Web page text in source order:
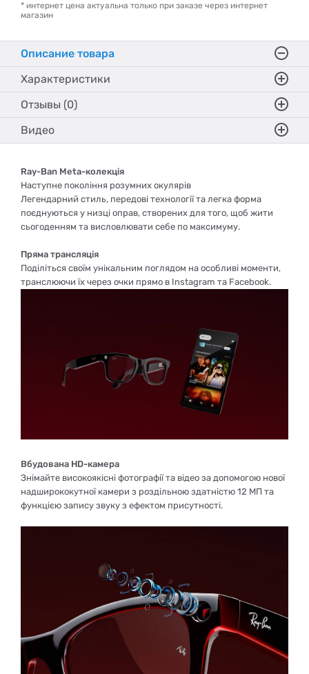
* интернет цена актуальна только при заказе через интернет
магазин
Описание товара
Характеристики
Отзывы (0)
Видео
Ray-Ban Meta-колекція
Наступне покоління розумних окулярів
Легендарний стиль, передові технології та легка форма
поєднуються у низці оправ, створених для того, щоб жити
сьогоденням та висловлювати себе по максимуму.
Пряма трансляція
Поділіться своїм унікальним поглядом на особливі моменти,
транслюючи їх через очки прямо в Instagram та Facebook.
Вбудована HD-камера
Знімайте високоякісні фотографії та відео за допомогою нової
надширококутної камери з роздільною здатністю 12 МП та
функцією запису звуку з ефектом присутності.